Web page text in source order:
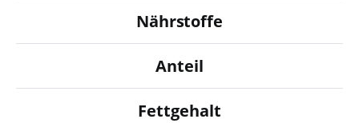
Nährstoffe
Anteil
Fettgehalt